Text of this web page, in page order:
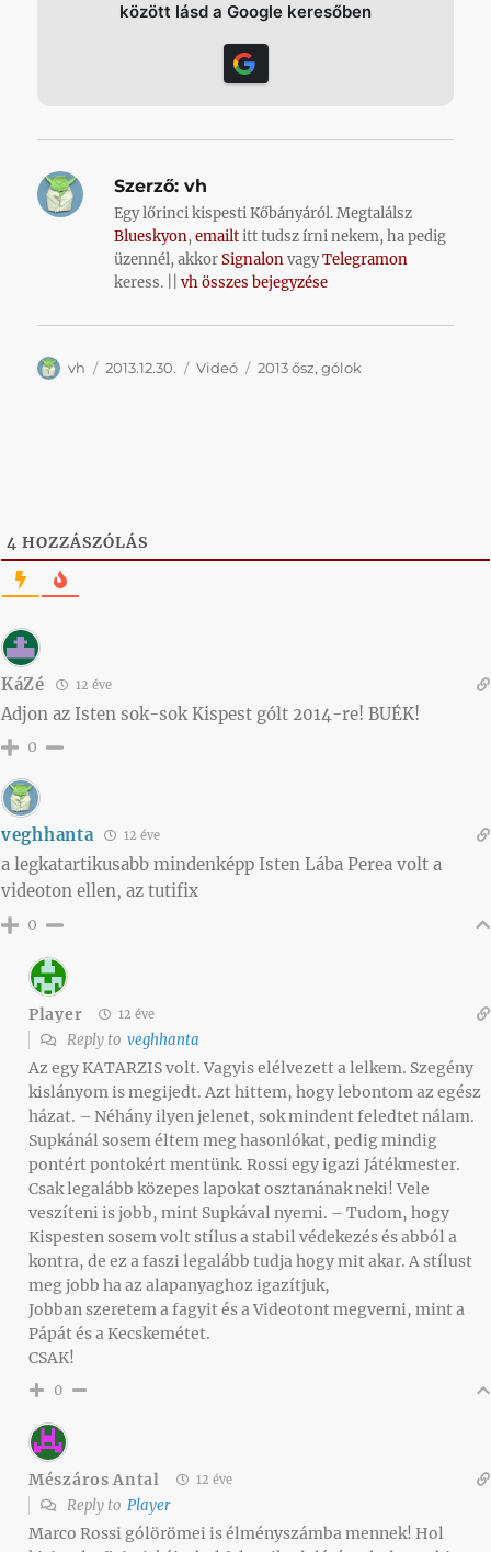
között lásd a Google keresőben
Szerző: vh
Egy lőrinci kispesti Kőbányáról. Megtalálsz
Blueskyon,emailtitt tudsz írni nekem, ha pedig
üzennél, akkorSignalonvagyTelegramon
keress. ||vh összes bejegyzése
Szerző
vh Közzétéve
2013.12.30. Kategória
Videó Címke
2013 ősz,gólok
4 HOZZÁSZÓLÁS
KáZé 12 éve
Adjon az Isten sok-sok Kispest gólt 2014-re! BUÉK!
0
veghhanta 12 éve
a legkatartikusabb mindenképp Isten Lába Perea volt a
videoton ellen, az tutifix
0
Player 12 éve
Reply to veghhanta
Az egy KATARZIS volt. Vagyis elélvezett a lelkem. Szegény
kislányom is megijedt. Azt hittem, hogy lebontom az egész
házat. – Néhány ilyen jelenet, sok mindent feledtet nálam.
Supkánál sosem éltem meg hasonlókat, pedig mindig
pontért pontokért mentünk. Rossi egy igazi Játékmester.
Csak legalább közepes lapokat osztanának neki! Vele
veszíteni is jobb, mint Supkával nyerni. – Tudom, hogy
Kispesten sosem volt stílus a stabil védekezés és abból a
kontra, de ez a faszi legalább tudja hogy mit akar. A stílust
meg jobb ha az alapanyaghoz igazítjuk,
Jobban szeretem a fagyit és a Videotont megverni, mint a
Pápát és a Kecskemétet.
CSAK!
0
Mészáros Antal 12 éve
Reply to Player
Marco Rossi gólörömei is élményszámba mennek! Hol